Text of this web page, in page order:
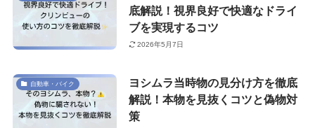
底解説！視界良好で快適なドライ
ブを実現するコツ
2026年5月7日
自動車・バイク
ヨシムラ当時物の見分け方を徹底
解説！本物を見抜くコツと偽物対
策